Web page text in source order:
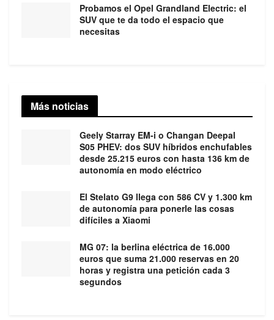
Probamos el Opel Grandland Electric: el
SUV que te da todo el espacio que
necesitas
Más noticias
Geely Starray EM-i o Changan Deepal
S05 PHEV: dos SUV híbridos enchufables
desde 25.215 euros con hasta 136 km de
autonomía en modo eléctrico
El Stelato G9 llega con 586 CV y 1.300 km
de autonomía para ponerle las cosas
difíciles a Xiaomi
MG 07: la berlina eléctrica de 16.000
euros que suma 21.000 reservas en 20
horas y registra una petición cada 3
segundos